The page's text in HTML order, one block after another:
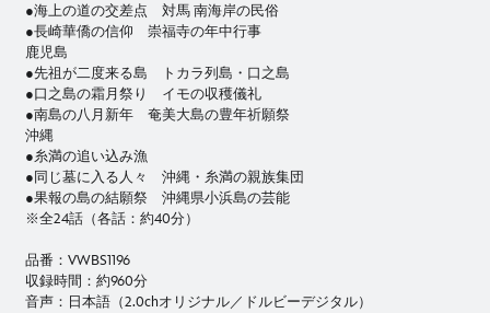
●海上の道の交差点 対馬 南海岸の民俗
●長崎華僑の信仰 崇福寺の年中行事
鹿児島
●先祖が二度来る島 トカラ列島・口之島
●口之島の霜月祭り イモの収穫儀礼
●南島の八月新年 奄美大島の豊年祈願祭
沖縄
●糸満の追い込み漁
●同じ墓に入る人々 沖縄・糸満の親族集団
●果報の島の結願祭 沖縄県小浜島の芸能
※全24話（各話：約40分）
品番：VWBS1196
収録時間：約960分
音声：日本語（2.0chオリジナル／ドルビーデジタル）